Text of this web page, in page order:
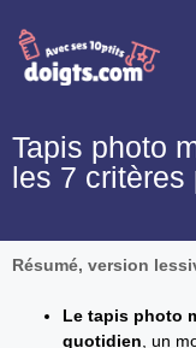
Tapis photo
les 7 critères
Résumé, version
Le tapis photo
quotidien , un